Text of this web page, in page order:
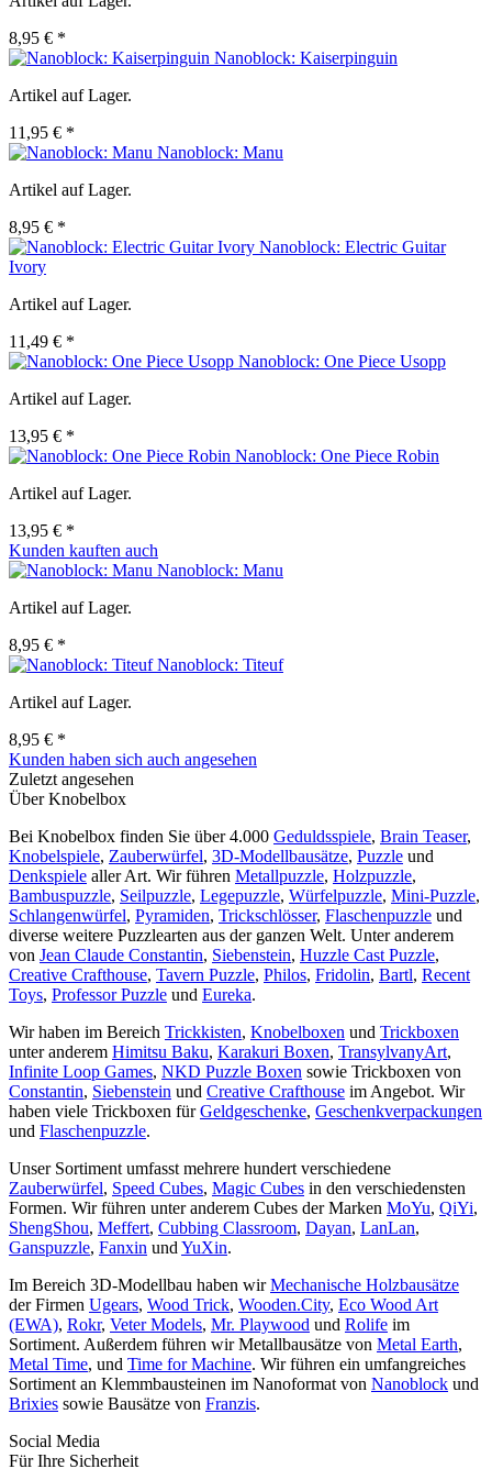
8,95 € *
Nanoblock: Kaiserpinguin
Artikel auf Lager.
11,95 € *
Nanoblock: Manu
Artikel auf Lager.
8,95 € *
Nanoblock: Electric Guitar
Ivory
Artikel auf Lager.
11,49 € *
Nanoblock: One Piece Usopp
Artikel auf Lager.
13,95 € *
Nanoblock: One Piece Robin
Artikel auf Lager.
13,95 € *
Kunden kauften auch
Nanoblock: Manu
Artikel auf Lager.
8,95 € *
Nanoblock: Titeuf
Artikel auf Lager.
8,95 € *
Kunden haben sich auch angesehen
Zuletzt angesehen
Über Knobelbox
Bei Knobelbox finden Sie über 4.000 Geduldsspiele, Brain Teaser,
Knobelspiele, Zauberwürfel, 3D-Modellbausätze, Puzzle und
Denkspiele aller Art. Wir führen Metallpuzzle, Holzpuzzle,
Bambuspuzzle, Seilpuzzle, Legepuzzle, Würfelpuzzle, Mini-Puzzle,
Schlangenwürfel, Pyramiden, Trickschlösser, Flaschenpuzzle und
diverse weitere Puzzlearten aus der ganzen Welt. Unter anderem
von Jean Claude Constantin, Siebenstein, Huzzle Cast Puzzle,
Creative Crafthouse, Tavern Puzzle, Philos, Fridolin, Bartl, Recent
Toys, Professor Puzzle und Eureka.
Wir haben im Bereich Trickkisten, Knobelboxen und Trickboxen
unter anderem Himitsu Baku, Karakuri Boxen, TransylvanyArt,
Infinite Loop Games, NKD Puzzle Boxen sowie Trickboxen von
Constantin, Siebenstein und Creative Crafthouse im Angebot. Wir
haben viele Trickboxen fürGeldgeschenke, Geschenkverpackungen
und Flaschenpuzzle.
Unser Sortiment umfasst mehrere hundert verschiedene
Zauberwürfel, Speed Cubes, Magic Cubes in den verschiedensten
Formen. Wir führen unter anderem Cubes der Marken MoYu, QiYi,
ShengShou, Meffert, Cubbing Classroom, Dayan, LanLan,
Ganspuzzle, Fanxin und YuXin.
Im Bereich 3D-Modellbau haben wirMechanische Holzbausätze
der Firmen Ugears, Wood Trick, Wooden.City, Eco Wood Art
(EWA), Rokr, Veter Models, Mr. Playwood und Rolife im
Sortiment. Außerdem führen wir Metallbausätze von Metal Earth,
Metal Time, und Time for Machine. Wir führen ein umfangreiches
Sortiment an Klemmbausteinen im Nanoformat von Nanoblock und
Brixies sowie Bausätze von Franzis.
Social Media
Für Ihre Sicherheit